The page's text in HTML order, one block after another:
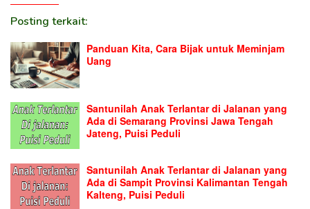
Posting terkait:
Panduan Kita, Cara Bijak untuk Meminjam
Uang
Santunilah Anak Terlantar di Jalanan yang
Ada di Semarang Provinsi Jawa Tengah
Jateng, Puisi Peduli
Santunilah Anak Terlantar di Jalanan yang
Ada di Sampit Provinsi Kalimantan Tengah
Kalteng, Puisi Peduli